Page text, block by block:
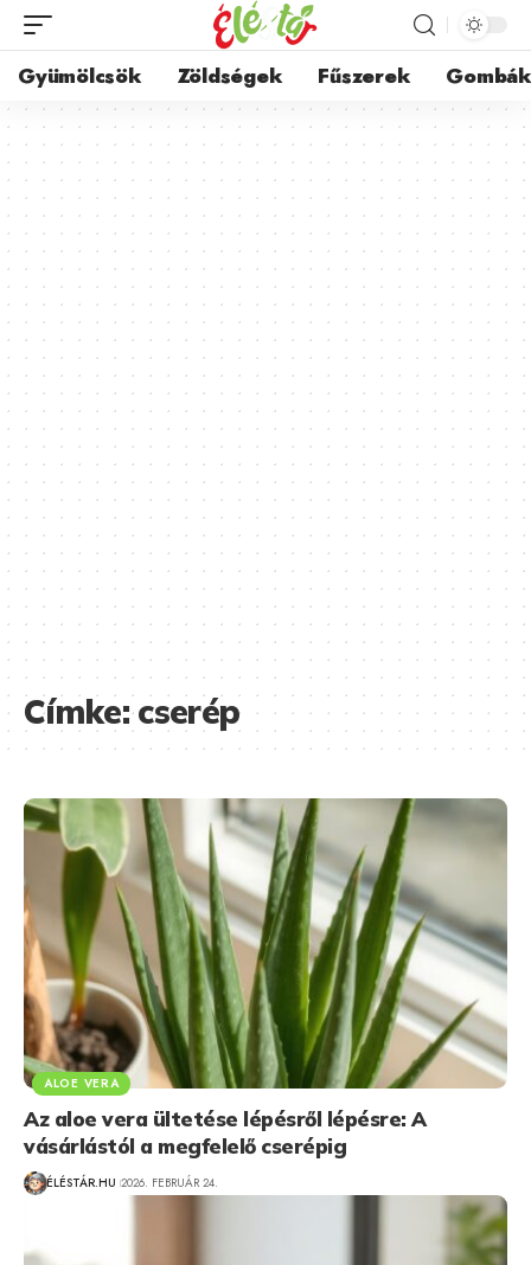
Gyümölcsök Zöldségek Fűszerek Gombák
Címke:cserép
ALOE VERA
Az aloe vera ültetése lépésről lépésre: A
vásárlástól a megfelelő cserépig
ÉLÉSTÁR.HU 2026. FEBRUÁR 24.